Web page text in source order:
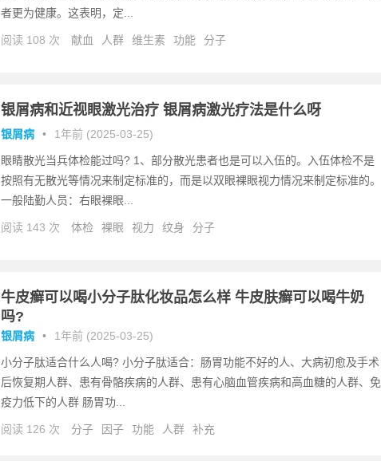
者更为健康。这表明，定...
阅读 108 次 献血 人群 维生素 功能 分子
银屑病和近视眼激光治疗 银屑病激光疗法是什么呀
银屑病 • 1年前 (2025-03-25)
眼睛散光当兵体检能过吗? 1、部分散光患者也是可以入伍的。入伍体检不是
按照有无散光等情况来制定标准的，而是以双眼裸眼视力情况来制定标准的。
一般陆勤人员：右眼裸眼...
阅读 143 次 体检 裸眼 视力 纹身 分子
牛皮癣可以喝小分子肽化妆品怎么样 牛皮肤癣可以喝牛奶
吗?
银屑病 • 1年前 (2025-03-25)
小分子肽适合什么人喝? 小分子肽适合：肠胃功能不好的人、大病初愈及手术
后恢复期人群、患有骨骼疾病的人群、患有心脑血管疾病和高血糖的人群、免
疫力低下的人群 肠胃功...
阅读 126 次 分子 因子 功能 人群 补充